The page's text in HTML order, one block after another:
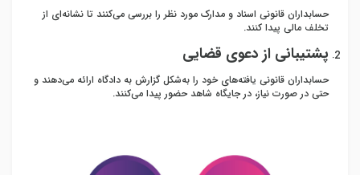
حسابداران قانونی اسناد و مدارک مورد نظر را بررسی می‌کنند تا نشانه‌ای از
تخلف مالی پیدا کنند.
پشتیبانی از دعوی قضایی
حسابداران قانونی یافته‌های خود را به‌شکل گزارش به دادگاه ارائه می‌دهند و
حتی در صورت نیاز، در جایگاه شاهد حضور پیدا می‌کنند.